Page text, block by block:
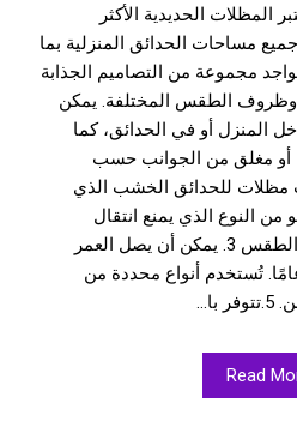
المظلات الحديدية الأكثر
مساحات الحدائق المنزلية بما
مجموعة من التصاميم الجذابة
وظروف الطقس المختلفة. يمكن
المنزل أو في الحدائق، كما
أو مغلق من الجوانب حسب
مظلات للحدائق الخشب الذي
النوع الذي يمنع انتقال
الصوت. 2. يقاوم كل عوامل الطقس 3. يمكن أن يصل العمر
إلى أكثر من 25 عامًا. تُستخدم أنواع محددة من
Read